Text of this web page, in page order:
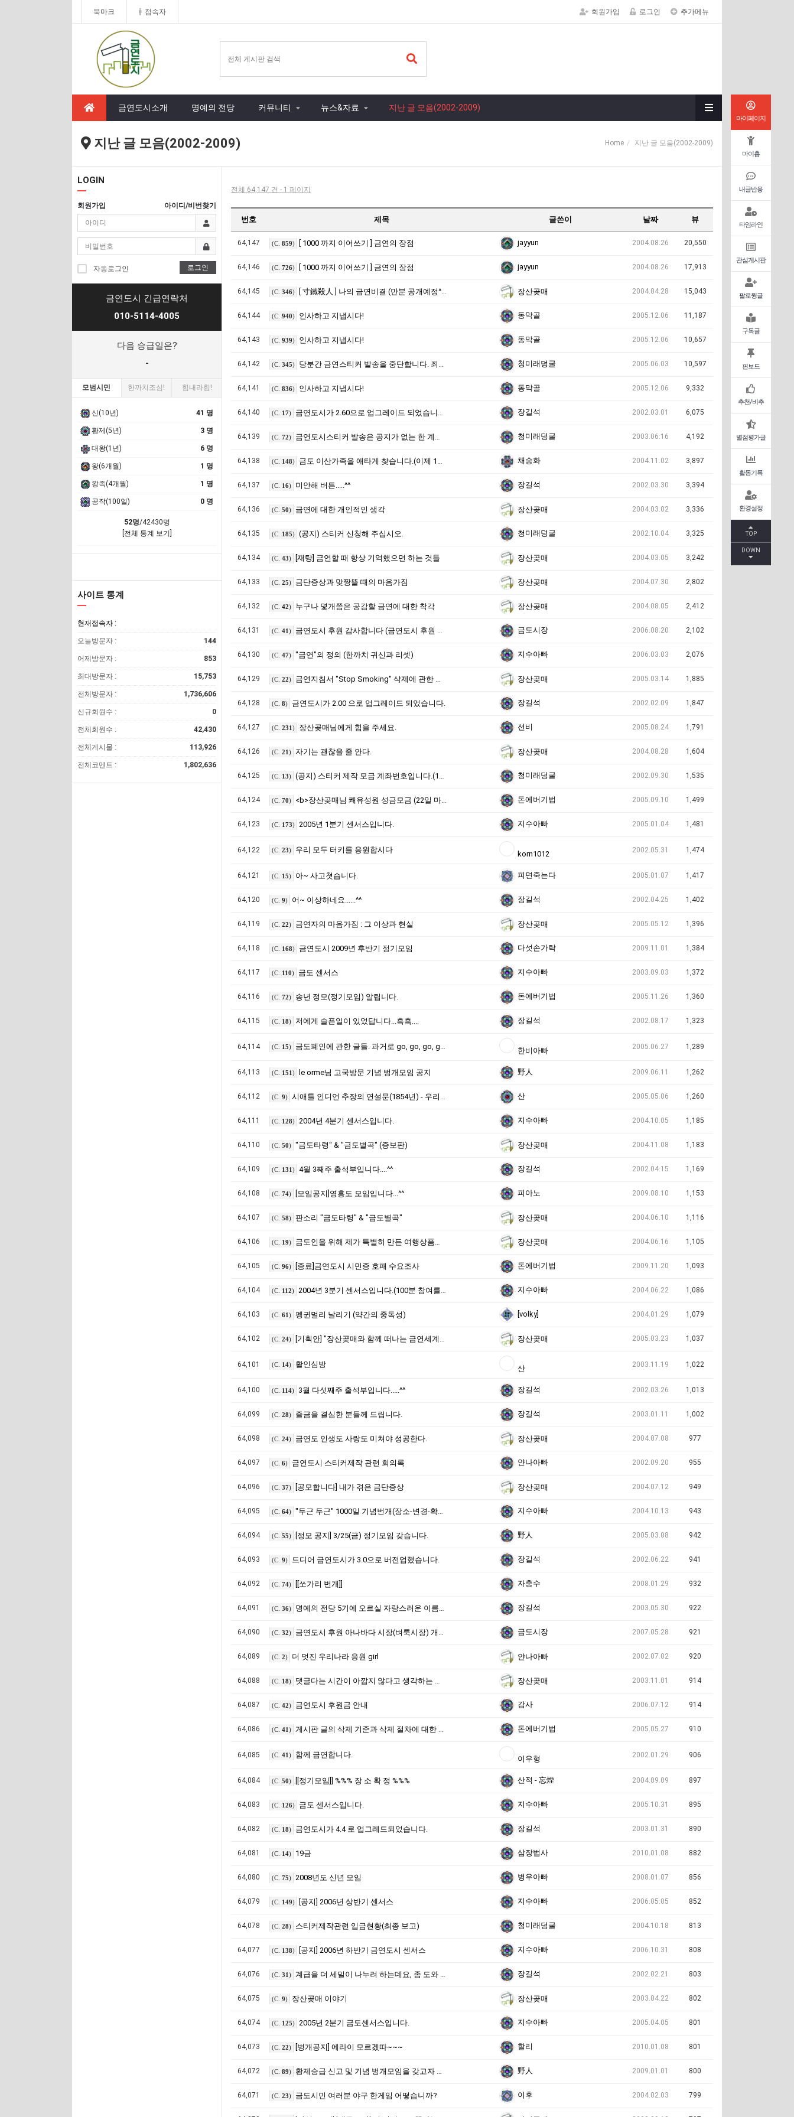
북마크 접속자 회원가입 로그인 추가메뉴
금연도시소개 명예의 전당 커뮤니티 뉴스&자료 지난 글 모음(2002-2009)
지난 글 모음(2002-2009) Home 지난 글 모음(2002-2009)
마이페이지
마이홈
내글반응
타임라인
관심게시판
팔로윙글
구독글
핀보드
추천/비추
별점평가글
활동기록
환경설정
TOP
DOWN
LOGIN
회원가입 아이디/비번찾기
자동로그인 로그인
금연도시 긴급연락처
010-5114-4005
다음 승급일은?
-
모범시민 한까치조심! 힘내라힘!
신(10년) 41 명
황제(5년) 3 명
대왕(1년) 6 명
왕(6개월) 1 명
왕족(4개월) 1 명
공작(100일) 0 명
52명/42430명
[전체 통계 보기]
사이트 통계
현재접속자 :
오늘방문자 : 144
어제방문자 : 853
최대방문자 : 15,753
전체방문자 : 1,736,606
신규회원수 : 0
전체회원수 : 42,430
전체게시물 : 113,926
전체코멘트 : 1,802,636
전체 64,147 건 - 1 페이지
번호 제목 글쓴이 날짜 뷰
64,147 (C. 859) [ 1000 까지 이어쓰기 ] 금연의 장점 jayyun 2004.08.26 20,550
64,146 (C. 726) [ 1000 까지 이어쓰기 ] 금연의 장점 jayyun 2004.08.26 17,913
64,145 (C. 346) [ 寸鐵殺人 ] 나의 금연비결 (만분 공개예정^^) 장산곶매 2004.04.28 15,043
64,144 (C. 940) 인사하고 지냅시다! 동막골 2005.12.06 11,187
64,143 (C. 939) 인사하고 지냅시다! 동막골 2005.12.06 10,657
64,142 (C. 345) 당분간 금연스티커 발송을 중단합니다. 죄송--; 청미래덩굴 2005.06.03 10,597
64,141 (C. 836) 인사하고 지냅시다! 동막골 2005.12.06 9,332
64,140 (C. 17) 금연도시가 2.60으로 업그레이드 되었습니다. 장길석 2002.03.01 6,075
64,139 (C. 72) 금연도시스티커 발송은 공지가 없는 한 계속됩니다. 청미래덩굴 2003.06.16 4,192
64,138 (C. 148) 금도 이산가족을 애타게 찾습니다.(이제 1년입니다.) 채송화 2004.11.02 3,897
64,137 (C. 16) 미안해 버튼.....^^ 장길석 2002.03.30 3,394
64,136 (C. 50) 금연에 대한 개인적인 생각 장산곶매 2004.03.02 3,336
64,135 (C. 185) (공지) 스티커 신청해 주십시오. 청미래덩굴 2002.10.04 3,325
64,134 (C. 43) [재탕] 금연할 때 항상 기억했으면 하는 것들 장산곶매 2004.03.05 3,242
64,133 (C. 25) 금단증상과 맞짱뜰 때의 마음가짐 장산곶매 2004.07.30 2,802
64,132 (C. 42) 누구나 몇개쯤은 공감할 금연에 대한 착각 장산곶매 2004.08.05 2,412
64,131 (C. 41) 금연도시 후원 감사합니다 (금연도시 후원 안내) 금도시장 2006.08.20 2,102
64,130 (C. 47) "금연"의 정의 (한까치 귀신과 리셋) 지수아빠 2006.03.03 2,076
64,129 (C. 22) 금연지침서 "Stop Smoking" 삭제에 관한 안내문 장산곶매 2005.03.14 1,885
64,128 (C. 8) 금연도시가 2.00 으로 업그레이드 되었습니다. 장길석 2002.02.09 1,847
64,127 (C. 231) 장산곶매님에게 힘을 주세요. 선비 2005.08.24 1,791
64,126 (C. 21) 자기는 괜찮을 줄 안다. 장산곶매 2004.08.28 1,604
64,125 (C. 13) (공지) 스티커 제작 모금 계좌번호입니다.(11월 4일 입금분 보고) 청미래덩굴 2002.09.30 1,535
64,124 (C. 70) <b>장산곶매님 쾌유성원 성금모금 (22일 마감) 돈에버기법 2005.09.10 1,499
64,123 (C. 173) 2005년 1분기 센서스입니다. 지수아빠 2005.01.04 1,481
64,122 (C. 23) 우리 모두 터키를 응원합시다 korn1012 2002.05.31 1,474
64,121 (C. 15) 아~ 사고쳣습니다. 피면죽는다 2005.01.07 1,417
64,120 (C. 9) 어~ 이상하네요......^^ 장길석 2002.04.25 1,402
64,119 (C. 22) 금연자의 마음가짐 : 그 이상과 현실 장산곶매 2005.05.12 1,396
64,118 (C. 168) 금연도시 2009년 후반기 정기모임 다섯손가락 2009.11.01 1,384
64,117 (C. 110) 금도 센서스 지수아빠 2003.09.03 1,372
64,116 (C. 72) 송년 정모(정기모임) 알립니다. 돈에버기법 2005.11.26 1,360
64,115 (C. 18) 저에게 슬픈일이 있었답니다...흑흑.... 장길석 2002.08.17 1,323
64,114 (C. 15) 금도폐인에 관한 글들. 과거로 go, go, go, go!! 한비아빠 2005.06.27 1,289
64,113 (C. 151) le orme님 고국방문 기념 벙개모임 공지 野人 2009.06.11 1,262
64,112 (C. 9) 시애틀 인디언 추장의 연설문(1854년) - 우리는 모두 형제들이다 산 2005.05.06 1,260
64,111 (C. 128) 2004년 4분기 센서스입니다. 지수아빠 2004.10.05 1,185
64,110 (C. 50) "금도타령" & "금도별곡" (증보판) 장산곶매 2004.11.08 1,183
64,109 (C. 131) 4월 3째주 출석부입니다....^^ 장길석 2002.04.15 1,169
64,108 (C. 74) [모임공지]영흥도 모임입니다...^^ 피아노 2009.08.10 1,153
64,107 (C. 58) 판소리 "금도타령" & "금도별곡" 장산곶매 2004.06.10 1,116
64,106 (C. 19) 금도인을 위해 제가 특별히 만든 여행상품입니다.^^ 장산곶매 2004.06.16 1,105
64,105 (C. 96) [종료]금연도시 시민증 호패 수요조사 돈에버기법 2009.11.20 1,093
64,104 (C. 112) 2004년 3분기 센서스입니다.(100분 참여를 고대하며) 지수아빠 2004.06.22 1,086
64,103 (C. 61) 펭귄멀리 날리기 (약간의 중독성) [volky] 2004.01.29 1,079
64,102 (C. 24) [기획안] "장산곶매와 함께 떠나는 금연세계여행" 장산곶매 2005.03.23 1,037
64,101 (C. 14) 활인심방 산 2003.11.19 1,022
64,100 (C. 114) 3월 다섯째주 출석부입니다.....^^ 장길석 2002.03.26 1,013
64,099 (C. 28) 즐금을 결심한 분들께 드립니다. 장길석 2003.01.11 1,002
64,098 (C. 24) 금연도 인생도 사랑도 미쳐야 성공한다. 장산곶매 2004.07.08 977
64,097 (C. 6) 금연도시 스티커제작 관련 회의록 얀나아빠 2002.09.20 955
64,096 (C. 37) [공모합니다] 내가 겪은 금단증상 장산곶매 2004.07.12 949
64,095 (C. 64) "두근 두근" 1000일 기념번개(장소-변경-확정). 지수아빠 2004.10.13 943
64,094 (C. 55) [정모 공지] 3/25(금) 정기모임 갖습니다. 野人 2005.03.08 942
64,093 (C. 9) 드디어 금연도시가 3.0으로 버전업했습니다. 장길석 2002.06.22 941
64,092 (C. 74) [[쏘가리 번개]] 자충수 2008.01.29 932
64,091 (C. 36) 명예의 전당 5기에 오르실 자랑스러운 이름을 올립니다...^^ 장길석 2003.05.30 922
64,090 (C. 32) 금연도시 후원 아나바다 시장(벼룩시장) 개설 안내 금도시장 2007.05.28 921
64,089 (C. 2) 더 멋진 우리나라 응원 girl 얀나아빠 2002.07.02 920
64,088 (C. 18) 댓글다는 시간이 아깝지 않다고 생각하는 나만의 시간계산법 장산곶매 2003.11.01 914
64,087 (C. 42) 금연도시 후원금 안내 감사 2006.07.12 914
64,086 (C. 41) 게시판 글의 삭제 기준과 삭제 절차에 대한 공지 돈에버기법 2005.05.27 910
64,085 (C. 41) 함께 금연합니다. 이우형 2002.01.29 906
64,084 (C. 50) [[정기모임]] %%% 장 소 확 정 %%% 산적 - 忘煙 2004.09.09 897
64,083 (C. 126) 금도 센서스입니다. 지수아빠 2005.10.31 895
64,082 (C. 18) 금연도시가 4.4 로 업그레드되었습니다. 장길석 2003.01.31 890
64,081 (C. 14) 19금 삼장법사 2010.01.08 882
64,080 (C. 75) 2008년도 신년 모임 병우아빠 2008.01.07 856
64,079 (C. 149) [공지] 2006년 상반기 센서스 지수아빠 2006.05.05 852
64,078 (C. 28) 스티커제작관련 입금현황(최종 보고) 청미래덩굴 2004.10.18 813
64,077 (C. 138) [공지] 2006년 하반기 금연도시 센서스 지수아빠 2006.10.31 808
64,076 (C. 31) 계급을 더 세밀이 나누려 하는데요, 좀 도와 주세요....^^ 장길석 2002.02.21 803
64,075 (C. 9) 장산곶매 이야기 장산곶매 2003.04.22 802
64,074 (C. 125) 2005년 2분기 금도센서스입니다. 지수아빠 2005.04.05 801
64,073 (C. 22) [벙개공지] 에라이 모르겠따~~~ 할리 2010.01.08 801
64,072 (C. 89) 황제승급 신고 및 기념 벙개모임을 갖고자 합니다. 野人 2009.01.01 800
64,071 (C. 23) 금도시민 여러분 야구 한게임 어떻습니까? 이후 2004.02.03 799